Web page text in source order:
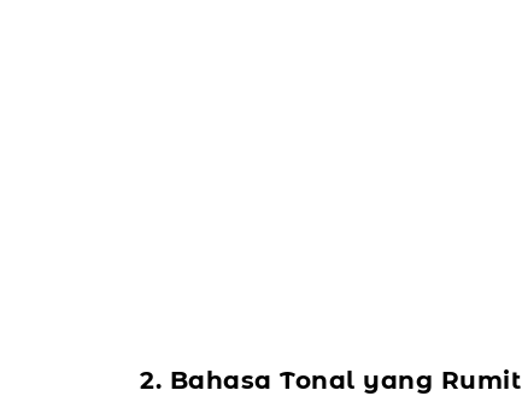
2. Bahasa Tonal yang Rumit